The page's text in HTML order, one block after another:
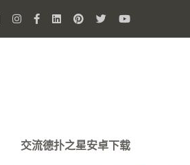
交流德扑之星安卓下载